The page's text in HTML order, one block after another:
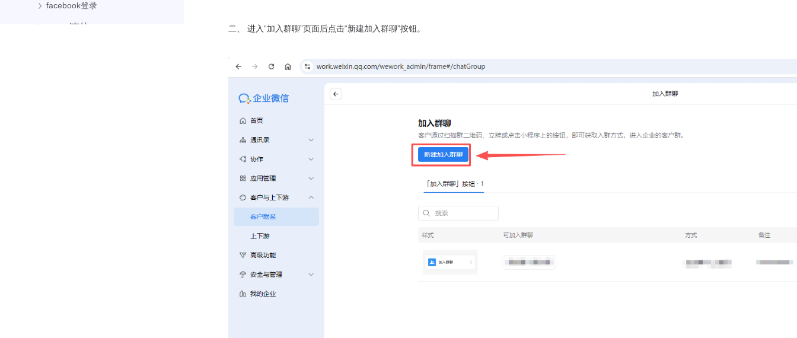
facebook登录
paypal支付 二、 进入“加入群聊”页面后点击“新建加入群聊”按钮。